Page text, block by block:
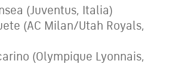
(Juventus, Italia)
(AC Milan/Utah Royals,
(Olympique Lyonnais,